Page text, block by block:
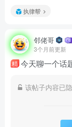
执律帮
邻佬哥
3个月前更新
精 今天聊一个话
该帖子内容已